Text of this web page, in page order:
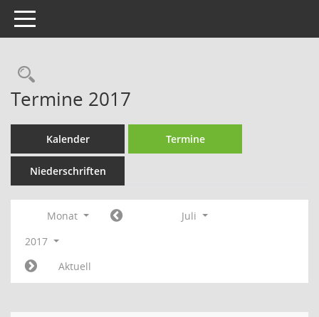
Toggle navigation
Rechercheauswahl
Termine 2017
Kalender Termine
Niederschriften
Monat
Juli
2017
Aktuell